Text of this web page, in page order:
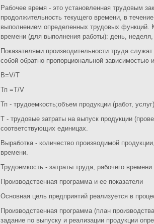
Рабочее время - это установленная трудовым
продолжительность текущего времени, в
выполнением определенных трудовых функций.
времени (для выполнения работы): день,
Показателями производительности труда
собой обратно пропорциональной
В=V/T
Тп =Т/V
Тп - трудоемкость;объем продукции (работ,
Т - трудовые затраты на выпуск продукции
соответствующих единицах.
Выработка - количество производимой
времени.
Трудоемкость - затраты труда, рабочего
Производственная программа и ее показатели
Основная цель предприятий реализуется в
Производственная программа (план
задание по выпуску и реализации продукции